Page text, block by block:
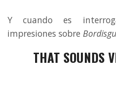
Y cuando es
impresiones sobre
THAT SOUNDS